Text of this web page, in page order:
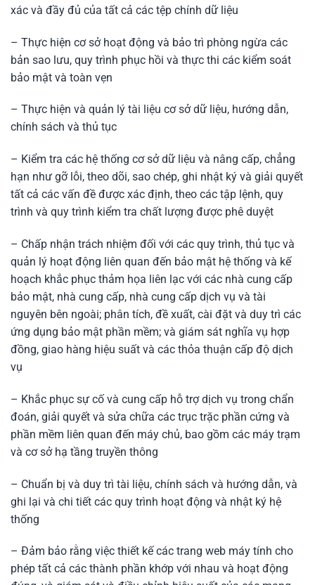
xác và đầy đủ của tất cả các tệp chính dữ liệu
– Thực hiện cơ sở hoạt động và bảo trì phòng ngừa các
bản sao lưu, quy trình phục hồi và thực thi các kiểm soát
bảo mật và toàn vẹn
– Thực hiện và quản lý tài liệu cơ sở dữ liệu, hướng dẫn,
chính sách và thủ tục
– Kiểm tra các hệ thống cơ sở dữ liệu và nâng cấp, chẳng
hạn như gỡ lỗi, theo dõi, sao chép, ghi nhật ký và giải quyết
tất cả các vấn đề được xác định, theo các tập lệnh, quy
trình và quy trình kiểm tra chất lượng được phê duyệt
– Chấp nhận trách nhiệm đối với các quy trình, thủ tục và
quản lý hoạt động liên quan đến bảo mật hệ thống và kế
hoạch khắc phục thảm họa liên lạc với các nhà cung cấp
bảo mật, nhà cung cấp, nhà cung cấp dịch vụ và tài
nguyên bên ngoài; phân tích, đề xuất, cài đặt và duy trì các
ứng dụng bảo mật phần mềm; và giám sát nghĩa vụ hợp
đồng, giao hàng hiệu suất và các thỏa thuận cấp độ dịch
vụ
– Khắc phục sự cố và cung cấp hỗ trợ dịch vụ trong chẩn
đoán, giải quyết và sửa chữa các trục trặc phần cứng và
phần mềm liên quan đến máy chủ, bao gồm các máy trạm
và cơ sở hạ tầng truyền thông
– Chuẩn bị và duy trì tài liệu, chính sách và hướng dẫn, và
ghi lại và chi tiết các quy trình hoạt động và nhật ký hệ
thống
– Đảm bảo rằng việc thiết kế các trang web máy tính cho
phép tất cả các thành phần khớp với nhau và hoạt động